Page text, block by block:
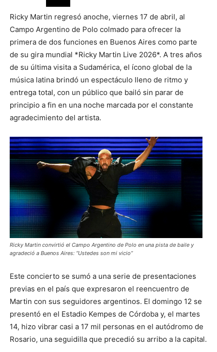
Ricky Martin regresó anoche, viernes 17 de abril, al
Campo Argentino de Polo colmado para ofrecer la
primera de dos funciones en Buenos Aires como parte
de su gira mundial *Ricky Martin Live 2026*. A tres años
de su última visita a Sudamérica, el ícono global de la
música latina brindó un espectáculo lleno de ritmo y
entrega total, con un público que bailó sin parar de
principio a fin en una noche marcada por el constante
agradecimiento del artista.
Ricky Martin convirtió el Campo Argentino de Polo en una pista de baile y
agradeció a Buenos Aires: “Ustedes son mi vicio”
Este concierto se sumó a una serie de presentaciones
previas en el país que expresaron el reencuentro de
Martin con sus seguidores argentinos. El domingo 12 se
presentó en el Estadio Kempes de Córdoba y, el martes
14, hizo vibrar casi a 17 mil personas en el autódromo de
Rosario, una seguidilla que precedió su arribo a la capital.